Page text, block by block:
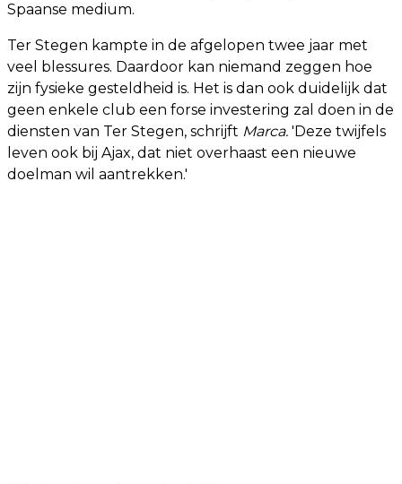
Spaanse medium.
Ter Stegen kampte in de afgelopen twee jaar met
veel blessures. Daardoor kan niemand zeggen hoe
zijn fysieke gesteldheid is. Het is dan ook duidelijk dat
geen enkele club een forse investering zal doen in de
diensten van Ter Stegen, schrijft Marca. 'Deze twijfels
leven ook bij Ajax, dat niet overhaast een nieuwe
doelman wil aantrekken.'